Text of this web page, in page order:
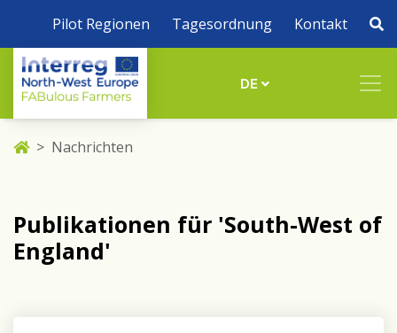
Pilot Regionen Tagesordnung Kontakt
DE
Nachrichten
Publikationen für 'South-West of
England'